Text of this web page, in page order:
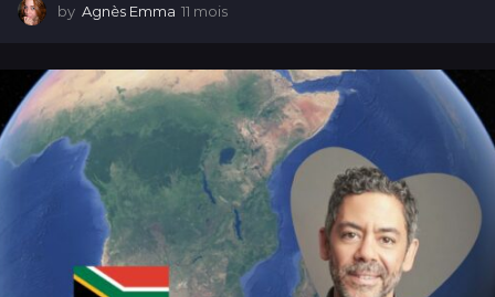
by Agnès Emma 11 mois
o
i
s